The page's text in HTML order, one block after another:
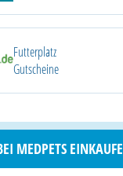
Futterplatz
Gutscheine
MEDPETS